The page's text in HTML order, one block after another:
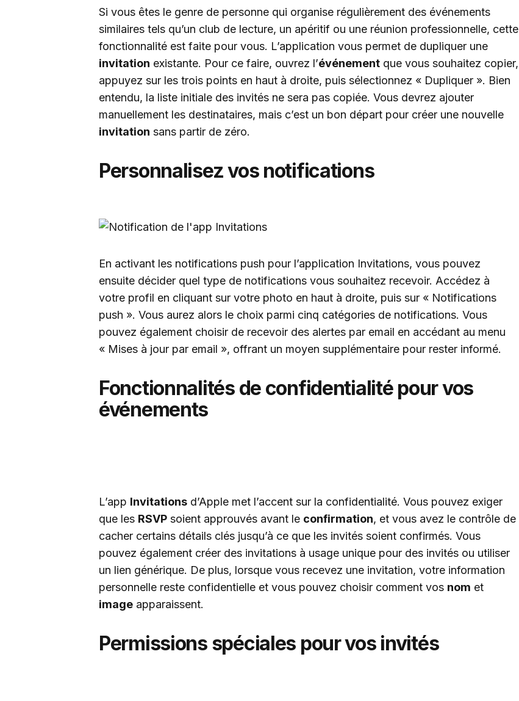
Si vous êtes le genre de personne qui organise régulièrement des événements
similaires tels qu’un club de lecture, un apéritif ou une réunion professionnelle, cette
fonctionnalité est faite pour vous. L’application vous permet de dupliquer une
invitation existante. Pour ce faire, ouvrez l’événement que vous souhaitez copier,
appuyez sur les trois points en haut à droite, puis sélectionnez « Dupliquer ». Bien
entendu, la liste initiale des invités ne sera pas copiée. Vous devrez ajouter
manuellement les destinataires, mais c’est un bon départ pour créer une nouvelle
invitation sans partir de zéro.
Personnalisez vos notifications
En activant les notifications push pour l’application Invitations, vous pouvez
ensuite décider quel type de notifications vous souhaitez recevoir. Accédez à
votre profil en cliquant sur votre photo en haut à droite, puis sur « Notifications
push ». Vous aurez alors le choix parmi cinq catégories de notifications. Vous
pouvez également choisir de recevoir des alertes par email en accédant au menu
« Mises à jour par email », offrant un moyen supplémentaire pour rester informé.
Fonctionnalités de confidentialité pour vos
événements
L’app Invitations d’Apple met l’accent sur la confidentialité. Vous pouvez exiger
que les RSVP soient approuvés avant le confirmation, et vous avez le contrôle de
cacher certains détails clés jusqu’à ce que les invités soient confirmés. Vous
pouvez également créer des invitations à usage unique pour des invités ou utiliser
un lien générique. De plus, lorsque vous recevez une invitation, votre information
personnelle reste confidentielle et vous pouvez choisir comment vos nom et
image apparaissent.
Permissions spéciales pour vos invités